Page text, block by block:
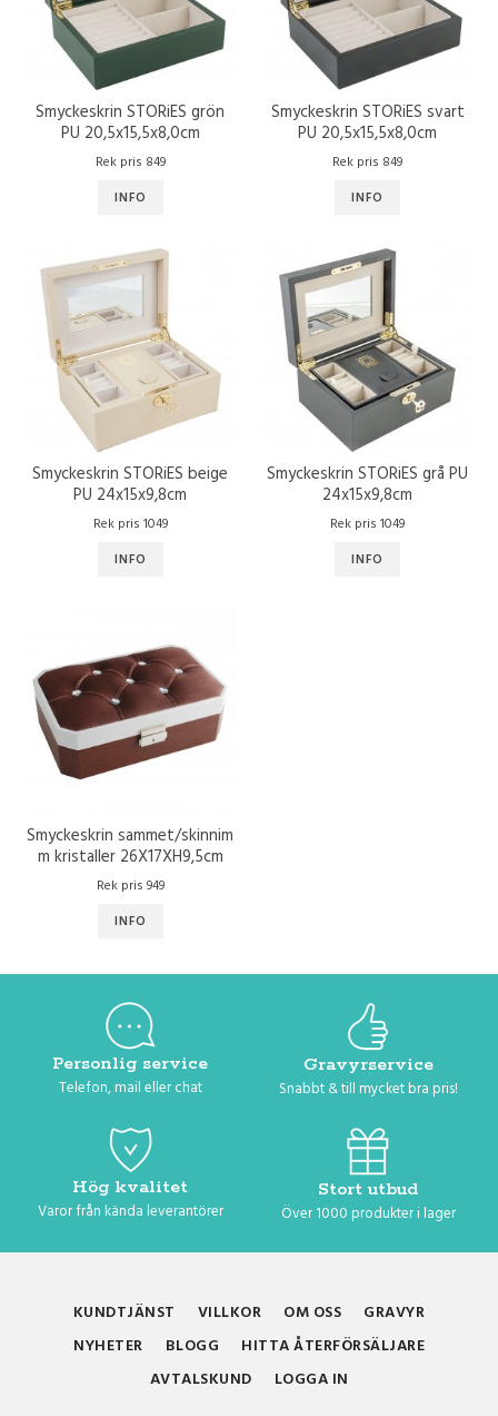
Smyckeskrin STORiES grön
PU 20,5x15,5x8,0cm
Rek pris 849
INFO
Smyckeskrin STORiES svart
PU 20,5x15,5x8,0cm
Rek pris 849
INFO
Smyckeskrin STORiES beige
PU 24x15x9,8cm
Rek pris 1049
INFO
Smyckeskrin STORiES grå PU
24x15x9,8cm
Rek pris 1049
INFO
Smyckeskrin sammet/skinnim
m kristaller 26X17XH9,5cm
Rek pris 949
INFO
Personlig service
Telefon, mail eller chat
Gravyrservice
Snabbt & till mycket bra pris!
Hög kvalitet
Varor från kända leverantörer
Stort utbud
Över 1000 produkter i lager
KUNDTJÄNST VILLKOR OM OSS
GRAVYR
NYHETER
BLOGG
HITTA ÅTERFÖRSÄLJARE
AVTALSKUND
LOGGA IN